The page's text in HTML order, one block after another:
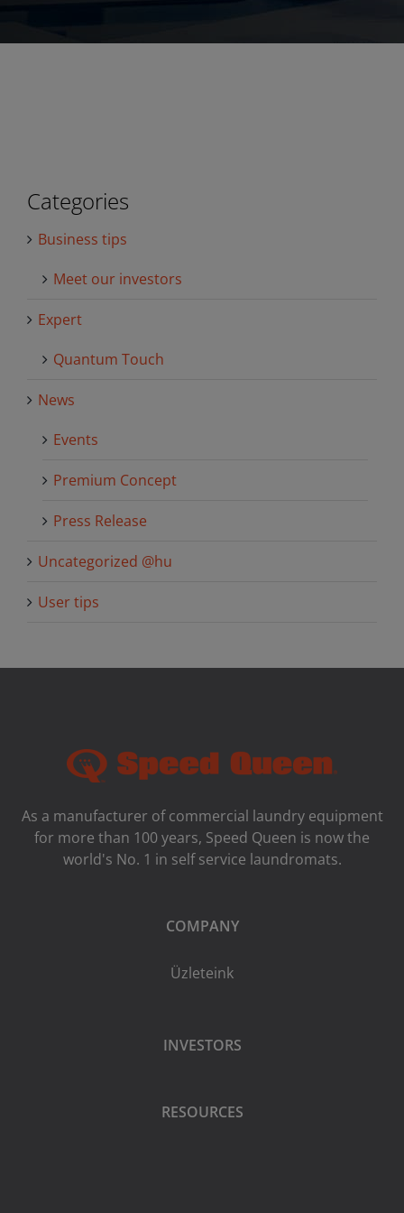
Categories
Business tips
Meet our investors
Expert
Quantum Touch
News
Events
Premium Concept
Press Release
Uncategorized @hu
User tips
As a manufacturer of commercial laundry equipment
for more than 100 years, Speed ​​Queen is now the
world's No. 1 in self service laundromats.
COMPANY
Üzleteink
INVESTORS
RESOURCES